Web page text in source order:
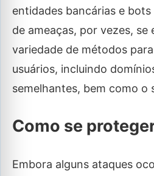
entidades bancárias e
de ameaças, por vezes, se
variedade de métodos
usuários, incluindo
semelhantes, bem como o
Como se
Embora alguns ataques